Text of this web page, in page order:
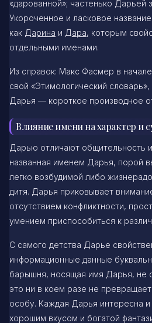
«дарованной»; частенько Дарьей
Укороченное и ласковое
как Дарина и Дара, которым
отдельными именами.
Из справок: Макс Фасмер в
свой «Этимологический словарь»,
Дарья — короткое производное
Влияние имени на характер и
Дарью отличают общительность
названная именем Дарья, порой
легко возбудимой либо
дитя. Дарья приковывает
отсутствием конфликтности,
умением приспособиться к
С самого детства Дарье
информационные данные
барышня, носящая имя Дарья, не
это ни в коем разе не
особу. Каждая Дарья интересна
хорошим вкусом и богатой